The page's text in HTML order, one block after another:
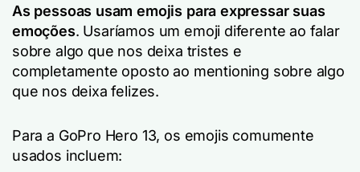
As pessoas usam emojis para expressar suas
emoções. Usaríamos um emoji diferente ao falar
sobre algo que nos deixa tristes e
completamente oposto ao mentioning sobre algo
que nos deixa felizes.
Para a GoPro Hero 13, os emojis comumente
usados incluem: